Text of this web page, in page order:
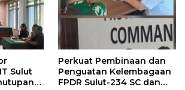
Sulut
Perkuat Pembinaan dan
Penguatan Kelembagaan
FPDR Sulut-234 SC dan